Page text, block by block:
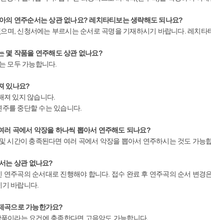
의 연주순서는 상관 없나요? 레치타티보는 생략해도 되나요?
며, 신청서에는 부르시는 순서로 곡명을 기재하시기 바랍니다. 레치타
몇 작품을 연주해도 상관 없나요?
모두 가능합니다.
있나요?
져 있지 않습니다.
를 중단할 수는 있습니다.
러 곡에서 악장을 하나씩 뽑아서 연주해도 되나요?
시간이 충족된다면 여러 곡에서 악장을 뽑아서 연주하시는 것도 가능
는 상관 없나요?
연주곡의 순서대로 진행해야 합니다. 접수 완료 후 연주곡의 순서 변
바랍니다.
곡으로 가능한가요?
이라는 요건에 충족한다면 고음악도 가능합니다.